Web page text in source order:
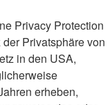
Privacy Protection
Privatsphäre von
in den USA,
erheben,